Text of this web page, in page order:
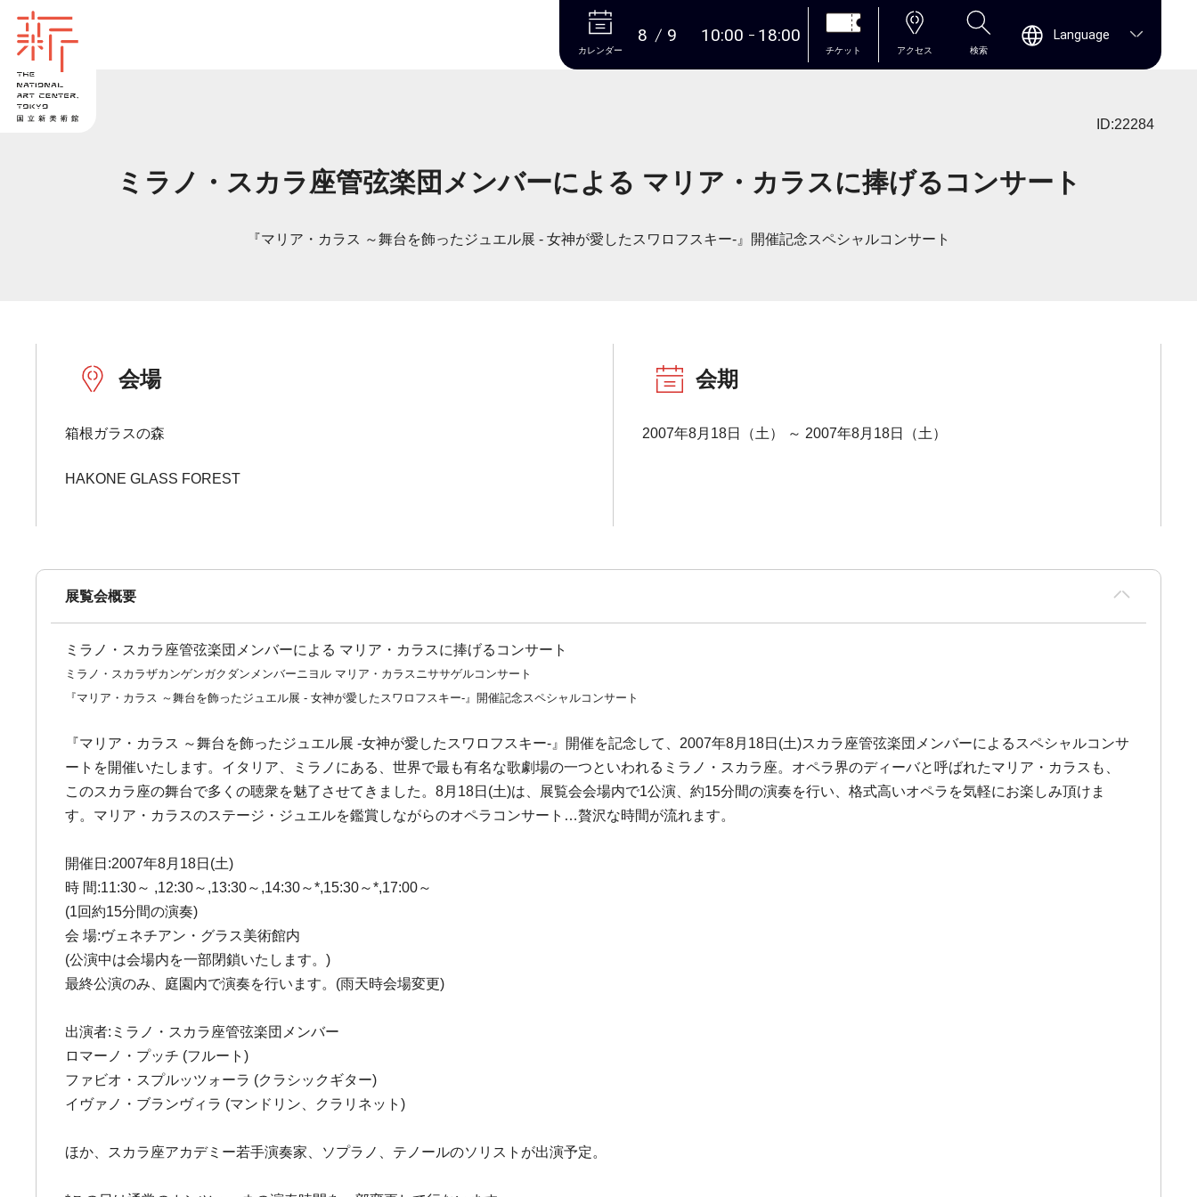
本文へ
カレンダー
8 9 10:00 18:00
チケット アクセス 検索
Language
ID:22284
ミラノ・スカラ座管弦楽団メンバーによる マリア・カラスに捧げるコンサート
『マリア・カラス ～舞台を飾ったジュエル展 - 女神が愛したスワロフスキー-』開催記念スペシャルコンサート
会場
箱根ガラスの森
HAKONE GLASS FOREST
会期
2007年8月18日（土） ～ 2007年8月18日（土）
展覧会概要
ミラノ・スカラ座管弦楽団メンバーによる マリア・カラスに捧げるコンサート
ミラノ・スカラザカンゲンガクダンメンバーニヨル マリア・カラスニササゲルコンサート
『マリア・カラス ～舞台を飾ったジュエル展 - 女神が愛したスワロフスキー-』開催記念スペシャルコンサート
『マリア・カラス ～舞台を飾ったジュエル展 -女神が愛したスワロフスキー-』開催を記念して、2007年8月18日(土)スカラ座管弦楽団メンバーによるスペシャルコンサ
ートを開催いたします。イタリア、ミラノにある、世界で最も有名な歌劇場の一つといわれるミラノ・スカラ座。オペラ界のディーバと呼ばれたマリア・カラスも、
このスカラ座の舞台で多くの聴衆を魅了させてきました。8月18日(土)は、展覧会会場内で1公演、約15分間の演奏を行い、格式高いオペラを気軽にお楽しみ頂けま
す。マリア・カラスのステージ・ジュエルを鑑賞しながらのオペラコンサート…贅沢な時間が流れます。
開催日:2007年8月18日(土)
時 間:11:30～ ,12:30～,13:30～,14:30～*,15:30～*,17:00～
(1回約15分間の演奏)
会 場:ヴェネチアン・グラス美術館内
(公演中は会場内を一部閉鎖いたします。)
最終公演のみ、庭園内で演奏を行います。(雨天時会場変更)
出演者:ミラノ・スカラ座管弦楽団メンバー
ロマーノ・プッチ (フルート)
ファビオ・スプルッツォーラ (クラシックギター)
イヴァノ・ブランヴィラ (マンドリン、クラリネット)
ほか、スカラ座アカデミー若手演奏家、ソプラノ、テノールのソリストが出演予定。